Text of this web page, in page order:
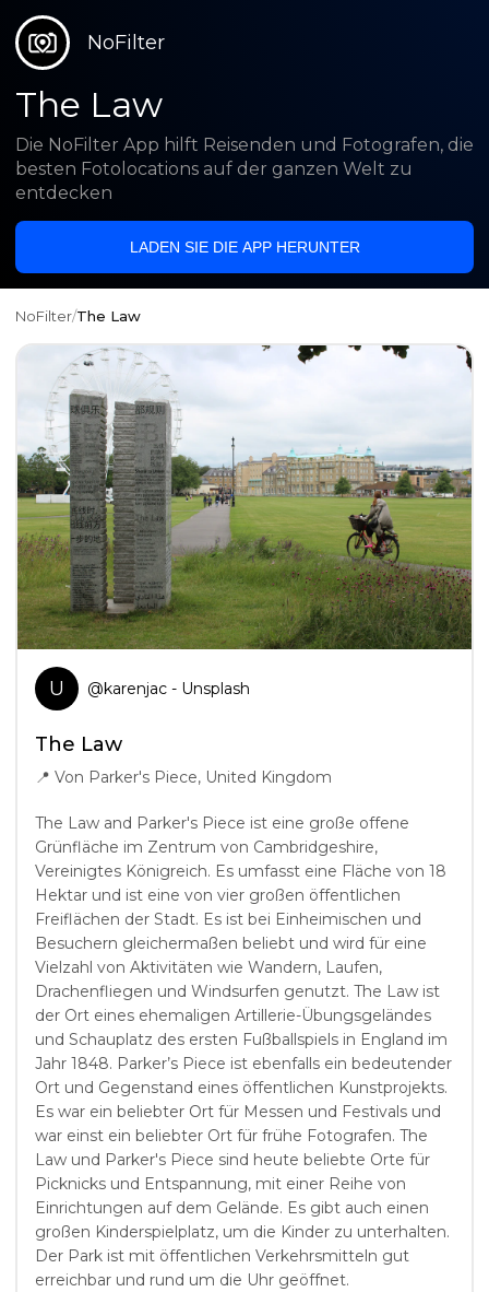
NoFilter
The Law
Die NoFilter App hilft Reisenden und Fotografen, die
besten Fotolocations auf der ganzen Welt zu
entdecken
LADEN SIE DIE APP HERUNTER
NoFilter/The Law
U @karenjac- Unsplash
The Law
📍 Von Parker's Piece, United Kingdom
The Law and Parker's Piece ist eine große offene
Grünfläche im Zentrum von Cambridgeshire,
Vereinigtes Königreich. Es umfasst eine Fläche von 18
Hektar und ist eine von vier großen öffentlichen
Freiflächen der Stadt. Es ist bei Einheimischen und
Besuchern gleichermaßen beliebt und wird für eine
Vielzahl von Aktivitäten wie Wandern, Laufen,
Drachenfliegen und Windsurfen genutzt. The Law ist
der Ort eines ehemaligen Artillerie-Übungsgeländes
und Schauplatz des ersten Fußballspiels in England im
Jahr 1848. Parker’s Piece ist ebenfalls ein bedeutender
Ort und Gegenstand eines öffentlichen Kunstprojekts.
Es war ein beliebter Ort für Messen und Festivals und
war einst ein beliebter Ort für frühe Fotografen. The
Law und Parker's Piece sind heute beliebte Orte für
Picknicks und Entspannung, mit einer Reihe von
Einrichtungen auf dem Gelände. Es gibt auch einen
großen Kinderspielplatz, um die Kinder zu unterhalten.
Der Park ist mit öffentlichen Verkehrsmitteln gut
erreichbar und rund um die Uhr geöffnet.